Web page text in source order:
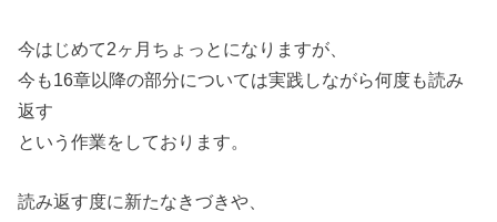
今はじめて2ヶ月ちょっとになりますが、
今も16章以降の部分については実践しながら何度も読み
返す
という作業をしております。
読み返す度に新たなきづきや、